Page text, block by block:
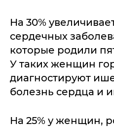
На 30%
сердечных
которые родили
У таких женщин
диагностируют
болезнь сердца и
На 25% у женщин,